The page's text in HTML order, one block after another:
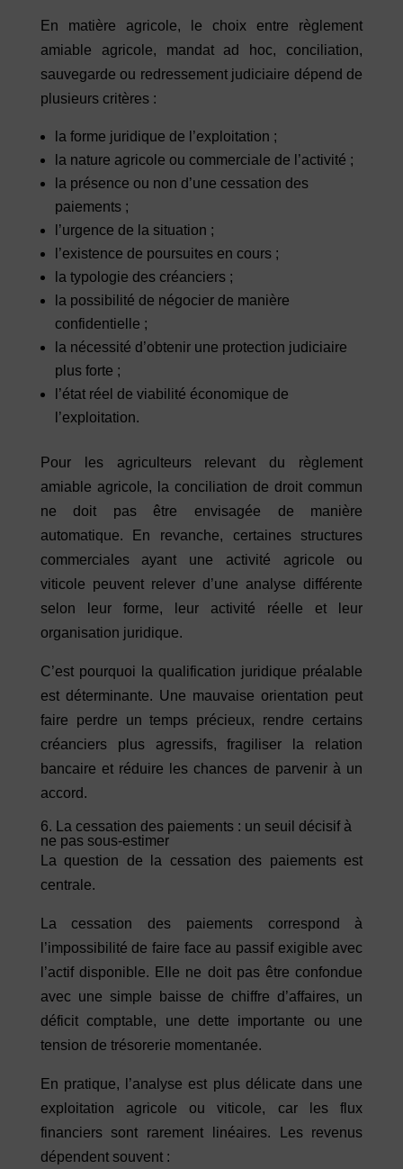
En matière agricole, le choix entre règlement
amiable agricole, mandat ad hoc, conciliation,
sauvegarde ou redressement judiciaire dépend de
plusieurs critères :
la forme juridique de l’exploitation ;
la nature agricole ou commerciale de l’activité ;
la présence ou non d’une cessation des
paiements ;
l’urgence de la situation ;
l’existence de poursuites en cours ;
la typologie des créanciers ;
la possibilité de négocier de manière
confidentielle ;
la nécessité d’obtenir une protection judiciaire
plus forte ;
l’état réel de viabilité économique de
l’exploitation.
Pour les agriculteurs relevant du règlement
amiable agricole, la conciliation de droit commun
ne doit pas être envisagée de manière
automatique. En revanche, certaines structures
commerciales ayant une activité agricole ou
viticole peuvent relever d’une analyse différente
selon leur forme, leur activité réelle et leur
organisation juridique.
C’est pourquoi la qualification juridique préalable
est déterminante. Une mauvaise orientation peut
faire perdre un temps précieux, rendre certains
créanciers plus agressifs, fragiliser la relation
bancaire et réduire les chances de parvenir à un
accord.
6. La cessation des paiements : un seuil décisif à
ne pas sous-estimer
La question de la cessation des paiements est
centrale.
La cessation des paiements correspond à
l’impossibilité de faire face au passif exigible avec
l’actif disponible. Elle ne doit pas être confondue
avec une simple baisse de chiffre d’affaires, un
déficit comptable, une dette importante ou une
tension de trésorerie momentanée.
En pratique, l’analyse est plus délicate dans une
exploitation agricole ou viticole, car les flux
financiers sont rarement linéaires. Les revenus
dépendent souvent :